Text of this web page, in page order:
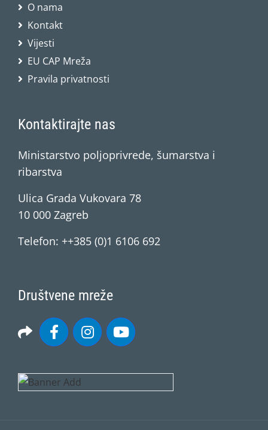
O nama
Kontakt
Vijesti
EU CAP Mreža
Pravila privatnosti
Kontaktirajte nas
Ministarstvo poljoprivrede, šumarstva i
ribarstva
Ulica Grada Vukovara 78
10 000 Zagreb
Telefon: ++385 (0)1 6106 692
Društvene mreže